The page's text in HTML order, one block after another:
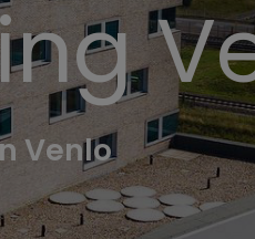
Venlo